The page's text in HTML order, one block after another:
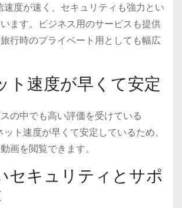
度が速く、セキュリティも強力とい
ます。ビジネス用のサービスも提供
行時のプライベート用としても幅広
ト速度が早くて安定
の中でも高い評価を受けている
ト速度が早くて安定しているため、
画を閲覧できます。
セキュリティとサポ